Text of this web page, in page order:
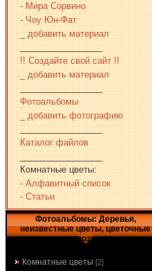
- Мира Сорвино
- Чоу Юн-Фат
_ добавить материал
!! Создайте свой сайт !!
_ добавить материал
Фотоальбомы
_ добавить фотографию
Каталог файлов
Комнатные цветы:
- Алфавитный список
- Статьи
Фотоальбомы: Деревья,
неизвестные цветы, цветочные
композиции
Комнатные цветы [2]